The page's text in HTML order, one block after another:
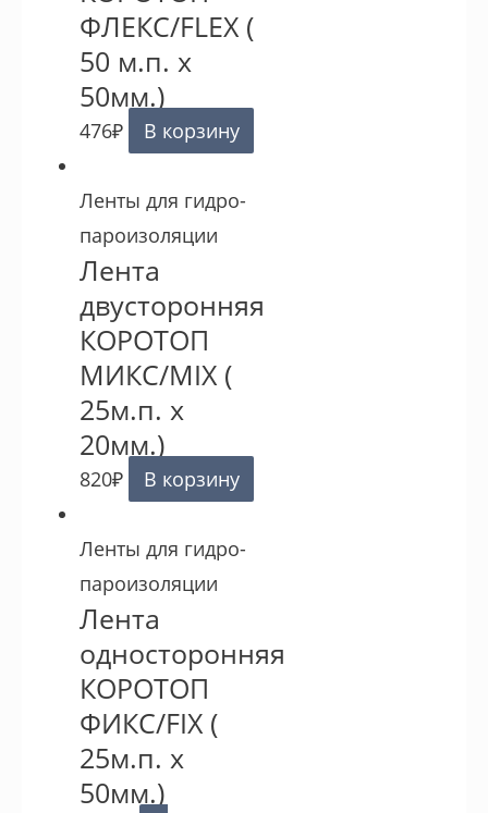
ФЛЕКС/FLEX (
50 м.п. х
50мм.)
476₽ В корзину
Ленты для гидро-
пароизоляции
Лента
двусторонняя
КОРОТОП
МИКС/MIX (
25м.п. х
20мм.)
820₽ В корзину
Ленты для гидро-
пароизоляции
Лента
односторонняя
КОРОТОП
ФИКС/FIX (
25м.п. х
50мм.)